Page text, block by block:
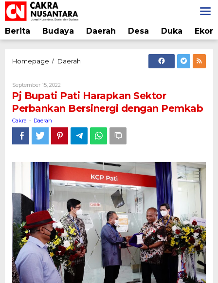
Lewati
ke
konten
Berita Budaya Daerah Desa Duka
Homepage / Daerah
Sektor
Perbankan
dengan
Pemkab
September 15, 2022
Cakra
Pj Bupati Pati Harapkan Sektor
Perbankan Bersinergi dengan Pemkab
Cakra - Daerah